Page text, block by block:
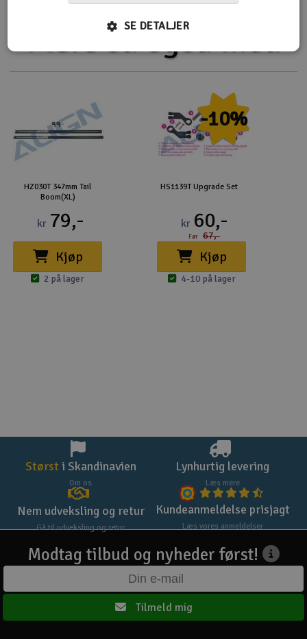
Flere så også med
HZ030T 347mm Tail
Boom(XL)
kr 79,-
Kjøp
2 på lager
-10%
HS1139T Upgrade Set
kr 60,-
Før 67,-
Kjøp
4-10 på lager
Størst i Skandinavien
Om os
Lynhurtig levering
Læs mere
Nem udveksling og retur
Gå til udveksling og retur
Kundeanmeldelse prisjagt
Læs vores anmeldelser
Modtag tilbud og nyheder først!
Tilmeld mig
SE DETALJER